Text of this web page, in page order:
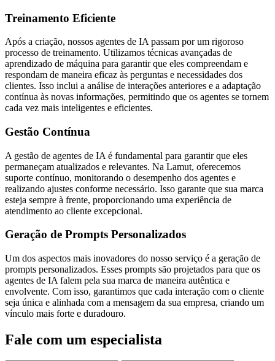
Treinamento Eficiente
Após a criação, nossos agentes de IA passam por um rigoroso
processo de treinamento. Utilizamos técnicas avançadas de
aprendizado de máquina para garantir que eles compreendam e
respondam de maneira eficaz às perguntas e necessidades dos
clientes. Isso inclui a análise de interações anteriores e a adaptação
contínua às novas informações, permitindo que os agentes se tornem
cada vez mais inteligentes e eficientes.
Gestão Contínua
A gestão de agentes de IA é fundamental para garantir que eles
permaneçam atualizados e relevantes. Na Lamut, oferecemos
suporte contínuo, monitorando o desempenho dos agentes e
realizando ajustes conforme necessário. Isso garante que sua marca
esteja sempre à frente, proporcionando uma experiência de
atendimento ao cliente excepcional.
Geração de Prompts Personalizados
Um dos aspectos mais inovadores do nosso serviço é a geração de
prompts personalizados. Esses prompts são projetados para que os
agentes de IA falem pela sua marca de maneira autêntica e
envolvente. Com isso, garantimos que cada interação com o cliente
seja única e alinhada com a mensagem da sua empresa, criando um
vínculo mais forte e duradouro.
Fale com um especialista